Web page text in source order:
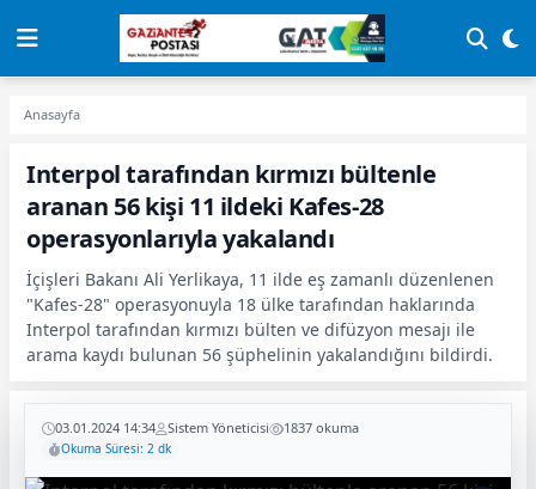
Anasayfa
Interpol tarafından kırmızı bültenle
aranan 56 kişi 11 ildeki Kafes-28
operasyonlarıyla yakalandı
İçişleri Bakanı Ali Yerlikaya, 11 ilde eş zamanlı düzenlenen
"Kafes-28" operasyonuyla 18 ülke tarafından haklarında
Interpol tarafından kırmızı bülten ve difüzyon mesajı ile
arama kaydı bulunan 56 şüphelinin yakalandığını bildirdi.
03.01.2024 14:34 Sistem Yöneticisi 1837 okuma
Okuma Süresi: 2 dk